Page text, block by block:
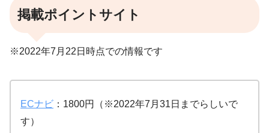
掲載ポイントサイト
※2022年7月22日時点での情報です
ECナビ ：1800円（※2022年7月31日までらしいで
す）